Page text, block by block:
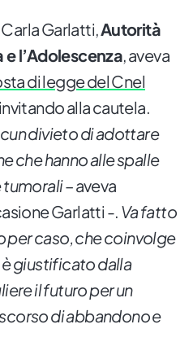
Garlatti,Autorità
e l’Adolescenza, aveva
di legge del Cnel
invitando alla cautela.
divieto di adottare
che hanno alle spalle
tumorali– aveva
Garlatti -. Va fatto
per caso, che coinvolge
giustificato dalla
il futuro per un
di abbandono e